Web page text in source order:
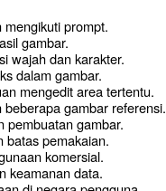
mengikuti prompt.
gambar.
wajah dan karakter.
dalam gambar.
mengedit area tertentu.
beberapa gambar referensi.
pembuatan gambar.
batas pemakaian.
komersial.
keamanan data.